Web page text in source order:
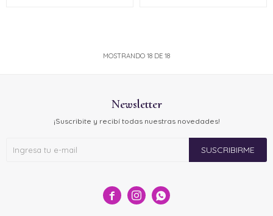
MOSTRANDO 18 DE 18
  
Newsletter
¡Suscribite y recibí todas nuestras novedades!
SUSCRIBIRME